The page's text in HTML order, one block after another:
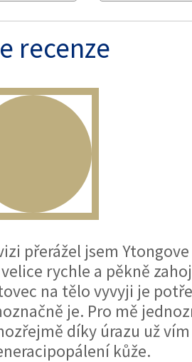
recenze
přerážel jsem
rychle a pěkně
na tělo vyvyji je
je. Pro mě
díky úrazu už vím
kůže.